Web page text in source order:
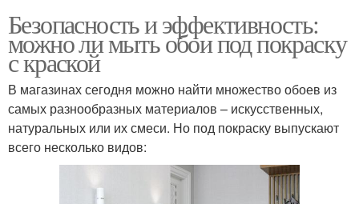
Безопасность и эффективность:
можно ли мыть обои под покраску
с краской
В магазинах сегодня можно найти множество обоев из
самых разнообразных материалов – искусственных,
натуральных или их смеси. Но под покраску выпускают
всего несколько видов: